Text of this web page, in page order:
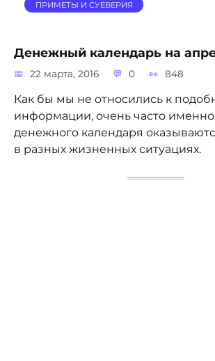
ПРИМЕТЫ И СУЕВЕРИЯ
Денежный календарь на
22 марта, 2016 0 848
Как бы мы не относились к
информации, очень часто именно
денежного календаря
в разных жизненных ситуациях.